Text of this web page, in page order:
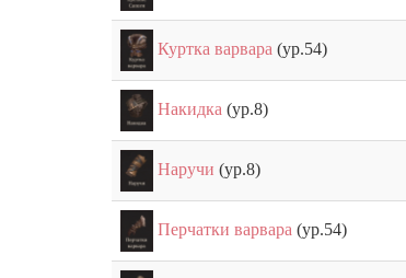
Куртка варвара (ур.54)
Накидка (ур.8)
Наручи (ур.8)
Перчатки варвара (ур.54)